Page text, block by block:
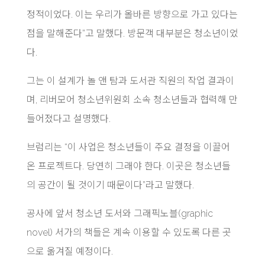
정적이었다. 이는 우리가 올바른 방향으로 가고 있다는
점을 말해준다”고 말했다. 방문객 대부분은 청소년이었
다.
그는 이 설계가 놀 앤 탐과 도서관 직원의 작업 결과이
며, 리버모어 청소년위원회 소속 청소년들과 협력해 만
들어졌다고 설명했다.
브럼리는 “이 사업은 청소년들이 주요 결정을 이끌어
온 프로젝트다. 당연히 그래야 한다. 이곳은 청소년들
의 공간이 될 것이기 때문이다”라고 말했다.
공사에 앞서 청소년 도서와 그래픽노블(graphic
novel) 서가의 책들은 계속 이용할 수 있도록 다른 곳
으로 옮겨질 예정이다.